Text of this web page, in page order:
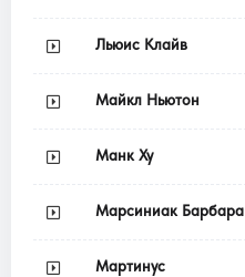
Льюис Клайв
Майкл Ньютон
Манк Ху
Марсиниак Барбара
Мартинус